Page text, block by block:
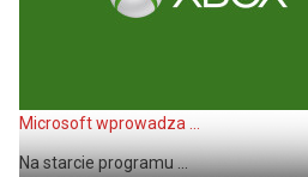
Microsoft wprowadza ...
Na starcie programu ...